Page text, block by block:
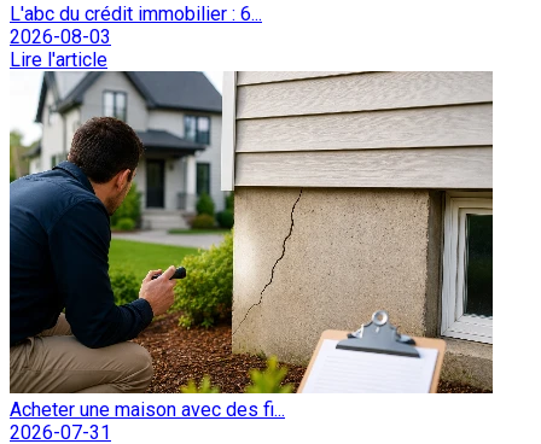
L'abc du crédit immobilier : 6...
2026-08-03
Lire l'article
Acheter une maison avec des fi...
2026-07-31